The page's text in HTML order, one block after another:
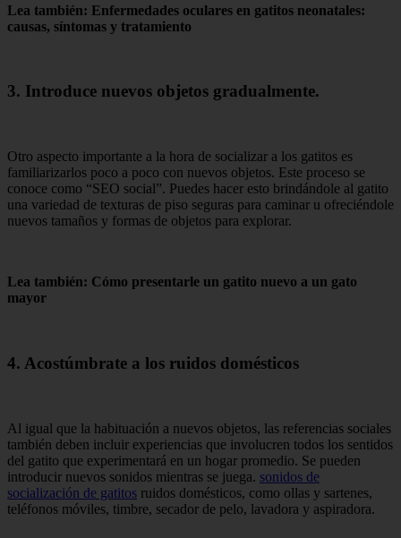
Lea también: Enfermedades oculares en gatitos neonatales:
causas, síntomas y tratamiento
3. Introduce nuevos objetos gradualmente.
Otro aspecto importante a la hora de socializar a los gatitos es
familiarizarlos poco a poco con nuevos objetos. Este proceso se
conoce como “SEO social”. Puedes hacer esto brindándole al gatito
una variedad de texturas de piso seguras para caminar u ofreciéndole
nuevos tamaños y formas de objetos para explorar.
Lea también: Cómo presentarle un gatito nuevo a un gato
mayor
4. Acostúmbrate a los ruidos domésticos
Al igual que la habituación a nuevos objetos, las referencias sociales
también deben incluir experiencias que involucren todos los sentidos
del gatito que experimentará en un hogar promedio. Se pueden
introducir nuevos sonidos mientras se juega. sonidos de
socialización de gatitos ruidos domésticos, como ollas y sartenes,
teléfonos móviles, timbre, secador de pelo, lavadora y aspiradora.